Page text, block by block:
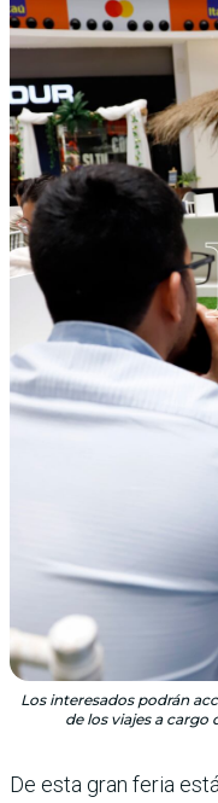
Los interesados podrán
de los viajes a cargo
De esta gran feria